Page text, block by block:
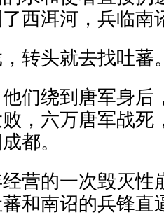
西洱河，兵临南
转头就去找吐蕃
们绕到唐军身后
，六万唐军战死
都。
营的一次毁灭性
和南诏的兵锋直